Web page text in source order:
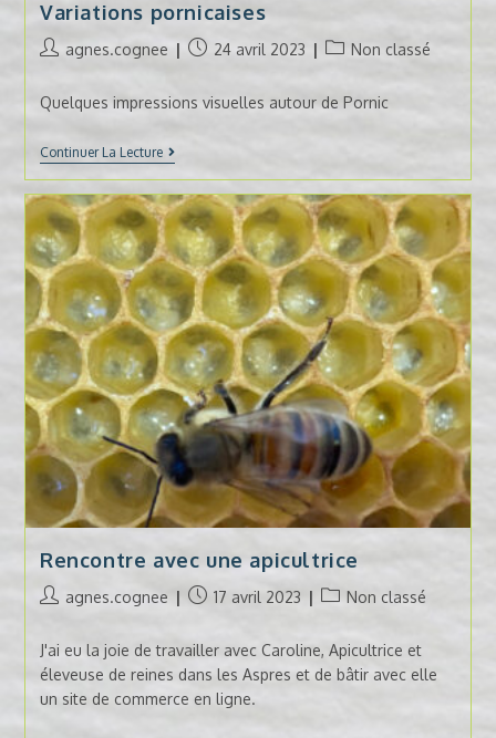
Variations pornicaises
Auteur/autrice
la
publication :
agnes.cognee
Publication
24 avril 2023
PostNon classé
Quelques impressions visuelles autour de Pornic
Continuer La LectureVariations
Pornicaises
Rencontre avec une apicultrice
Auteur/autrice
la
publication :
agnes.cognee
Publication
17 avril 2023
PostNon classé
J'ai eu la joie de travailler avec Caroline, Apicultrice et
éleveuse de reines dans les Aspres et de bâtir avec elle
un site de commerce en ligne.